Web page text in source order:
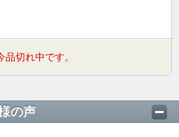
切れ中です。
の声